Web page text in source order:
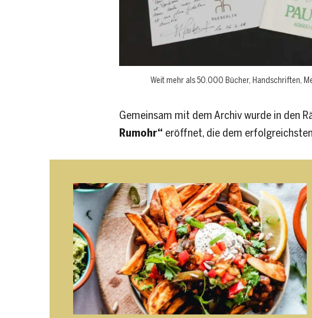
Weit mehr als 50.000 Bücher, Handschriften,
Gemeinsam mit dem Archiv wurde in den
Rumohr“ eröffnet, die dem